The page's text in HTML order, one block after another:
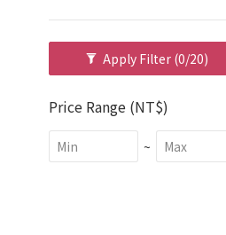
Apply Filter (0/20)
Price Range (NT$)
~